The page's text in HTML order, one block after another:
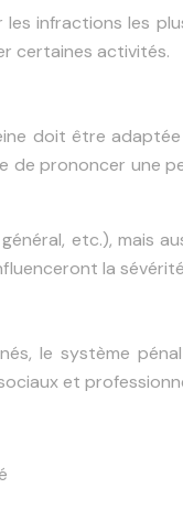
infractions les
certaines activités.
doit être
de prononcer une
etc.), mais
la
le système
et